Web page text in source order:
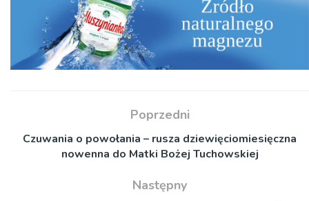
Poprzedni
Czuwania o powołania – rusza dziewięciomiesięczna
nowenna do Matki Bożej Tuchowskiej
Następny